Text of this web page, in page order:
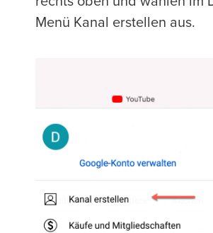
Menü Kanal erstellen aus.